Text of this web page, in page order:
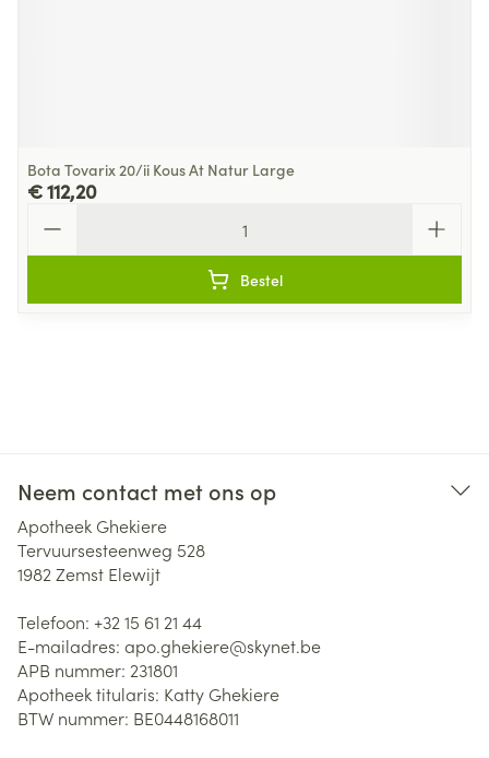
Bota Tovarix 20/ii Kous At Natur Large
€ 112,20
Bestel
Neem contact met ons op
Apotheek Ghekiere
Tervuursesteenweg 528
1982 Zemst Elewijt
Telefoon: +32 15 61 21 44
E-mailadres: apo.ghekiere@skynet.be
APB nummer: 231801
Apotheek titularis: Katty Ghekiere
BTW nummer: BE0448168011